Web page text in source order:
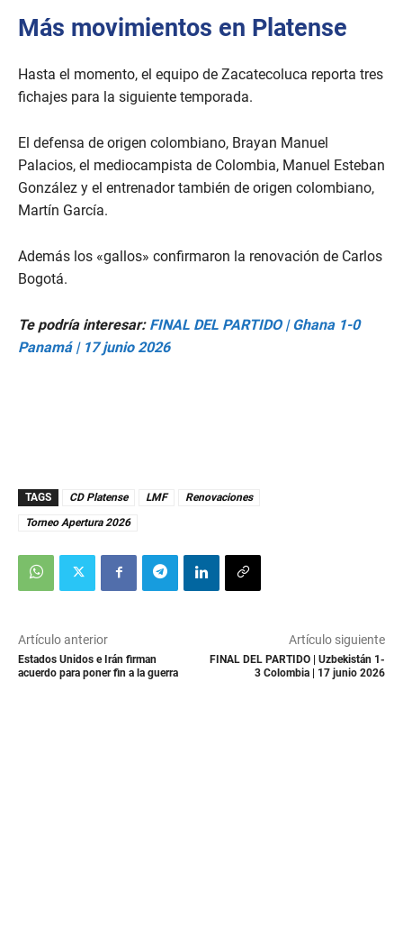
Más movimientos en Platense
Hasta el momento, el equipo de Zacatecoluca reporta tres
fichajes para la siguiente temporada.
El defensa de origen colombiano, Brayan Manuel
Palacios, el mediocampista de Colombia, Manuel Esteban
González y el entrenador también de origen colombiano,
Martín García.
Además los «gallos» confirmaron la renovación de Carlos
Bogotá.
Te podría interesar: FINAL DEL PARTIDO | Ghana 1-0
Panamá | 17 junio 2026
TAGS CD Platense LMF
Renovaciones
Torneo Apertura 2026
Artículo anterior
Estados Unidos e Irán firman
acuerdo para poner fin a la guerra
Artículo siguiente
FINAL DEL PARTIDO | Uzbekistán 1-
3 Colombia | 17 junio 2026